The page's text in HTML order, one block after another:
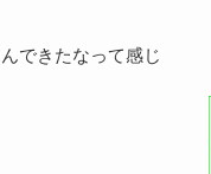
できたなって感じ